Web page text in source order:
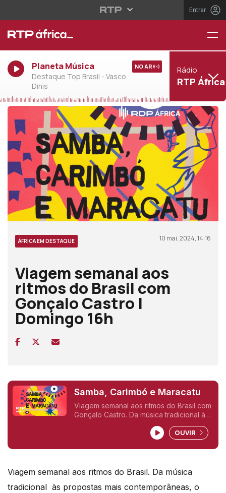
Entrar
Planeta Música
Destaque Top Brasil - Vasco
Dinis
NO AR Rádio
RTP África
ÁFRICA EM DESTAQUE 10 mai, 2024, 14:16
Viagem semanal aos
ritmos do Brasil com
Gonçalo Castro |
Domingo 16h
Samba, Carimbó e Maracatu
Viagem semanal aos ritmos do Brasil com
Gonçalo Castro. Da música tradicional às
retrato sonoro de um país-continente
que é um caldeirão de culturas.
OUVIR
Viagem semanal aos ritmos do Brasil. Da música
tradicional às propostas mais contemporâneas, o